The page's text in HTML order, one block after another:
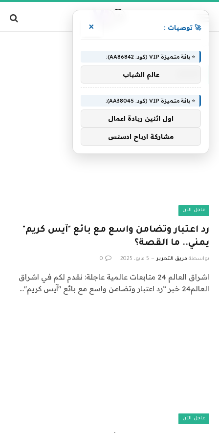
عاجل الآن
رد اعتبار وتضامن واسع مع بائع "آيس كريم"
يمني.. ما القصة؟
بواسطة فريق التحرير 5 مايو، 2025 0
اشراق العالم 24 متابعات عالمية عاجلة: نقدم لكم في اشراق
العالم24 خبر “رد اعتبار وتضامن واسع مع بائع "آيس كريم"…
عاجل الآن
🚀 توصيات : ×
⭐ باقة متميزة VIP (كود: AA86842):
عالم الشباب
⭐ باقة متميزة VIP (كود: AA38045):
اول اثنين ريادة اعمال
مشاركة ارباح ادسنس